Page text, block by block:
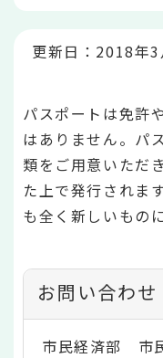
更新日：2018年3
パスポートは免許
はありません。パ
類をご用意いただ
た上で発行されま
も全く新しいもの
お問い合わせ
市民経済部 市